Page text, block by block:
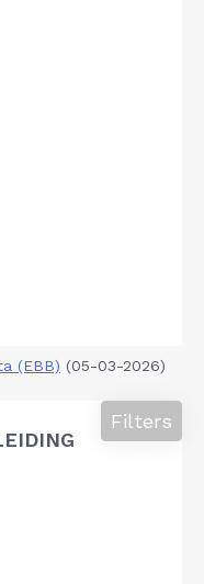
(EBB) (05-03-2026)
Filters